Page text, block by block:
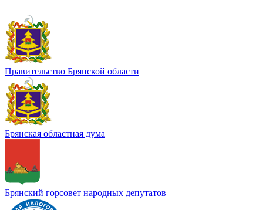
Правительство Брянской области
Брянская областная дума
Брянский горсовет народных депутатов